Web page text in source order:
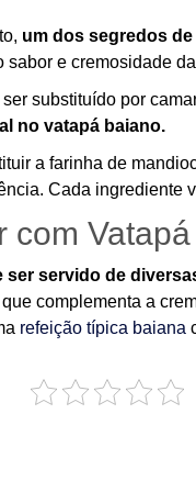
um dos segredos
sabor e cremosidade
substituído por
no vatapá baiano.
a farinha de
Cada ingrediente
com
ser servido de
que complementa a
refeição típica baiana